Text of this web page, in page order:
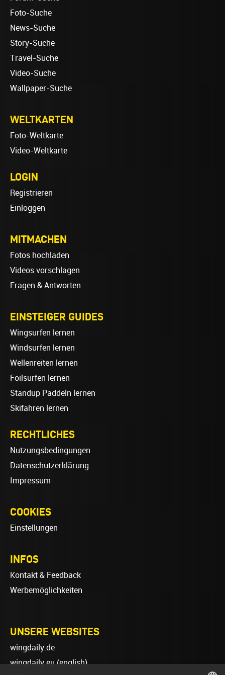
Foto-Suche
News-Suche
Story-Suche
Travel-Suche
Video-Suche
Wallpaper-Suche
WELTKARTEN
Foto-Weltkarte
Video-Weltkarte
LOGIN
Registrieren
Einloggen
MITMACHEN
Fotos hochladen
Videos vorschlagen
Fragen & Antworten
EINSTEIGER GUIDES
Wingsurfen lernen
Windsurfen lernen
Wellenreiten lernen
Foilsurfen lernen
Standup Paddeln lernen
Skifahren lernen
RECHTLICHES
Nutzungsbedingungen
Datenschutzerklärung
Impressum
COOKIES
Einstellungen
INFOS
Kontakt & Feedback
Werbemöglichkeiten
UNSERE WEBSITES
wingdaily.de
wingdaily.eu(english)